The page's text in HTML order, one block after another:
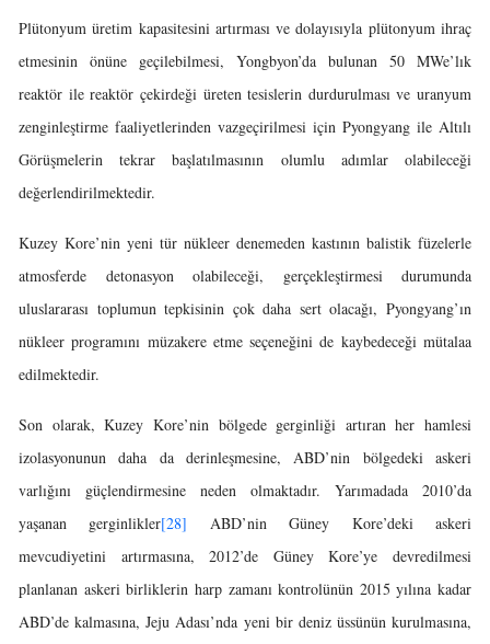
Plütonyum üretim kapasitesini artırması ve dolayısıyla plütonyum ihraç
etmesinin önüne geçilebilmesi, Yongbyon’da bulunan 50 MWe’lık
reaktör ile reaktör çekirdeği üreten tesislerin durdurulması ve uranyum
zenginleştirme faaliyetlerinden vazgeçirilmesi için Pyongyang ile Altılı
Görüşmelerin tekrar başlatılmasının olumlu adımlar olabileceği
değerlendirilmektedir.
Kuzey Kore’nin yeni tür nükleer denemeden kastının balistik füzelerle
atmosferde detonasyon olabileceği, gerçekleştirmesi durumunda
uluslararası toplumun tepkisinin çok daha sert olacağı, Pyongyang’ın
nükleer programını müzakere etme seçeneğini de kaybedeceği mütalaa
edilmektedir.
Son olarak, Kuzey Kore’nin bölgede gerginliği artıran her hamlesi
izolasyonunun daha da derinleşmesine, ABD’nin bölgedeki askeri
varlığını güçlendirmesine neden olmaktadır. Yarımadada 2010’da
yaşanan gerginlikler[28] ABD’nin Güney Kore’deki askeri
mevcudiyetini artırmasına, 2012’de Güney Kore’ye devredilmesi
planlanan askeri birliklerin harp zamanı kontrolünün 2015 yılına kadar
ABD’de kalmasına, Jeju Adası’nda yeni bir deniz üssünün kurulmasına,